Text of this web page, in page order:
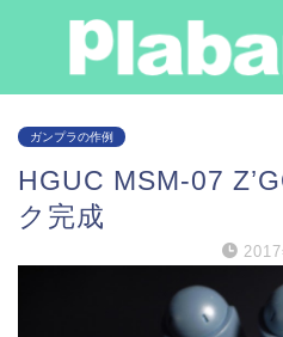
ガンプラの作例
HGUC MSM-07
ク完成